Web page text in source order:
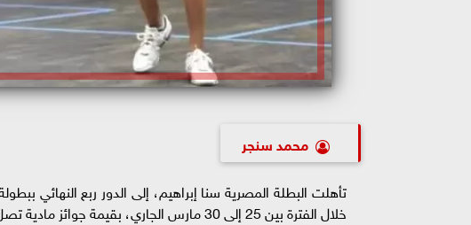
محمد سنجر
تأهلت البطلة المصرية سنا إبراهيم، إلى الدور ربع النهائي
خلال الفترة بين 25 إلى 30 مارس الجاري، بقيمة جوائز مادية تصل إلى 118 ألف دولار.